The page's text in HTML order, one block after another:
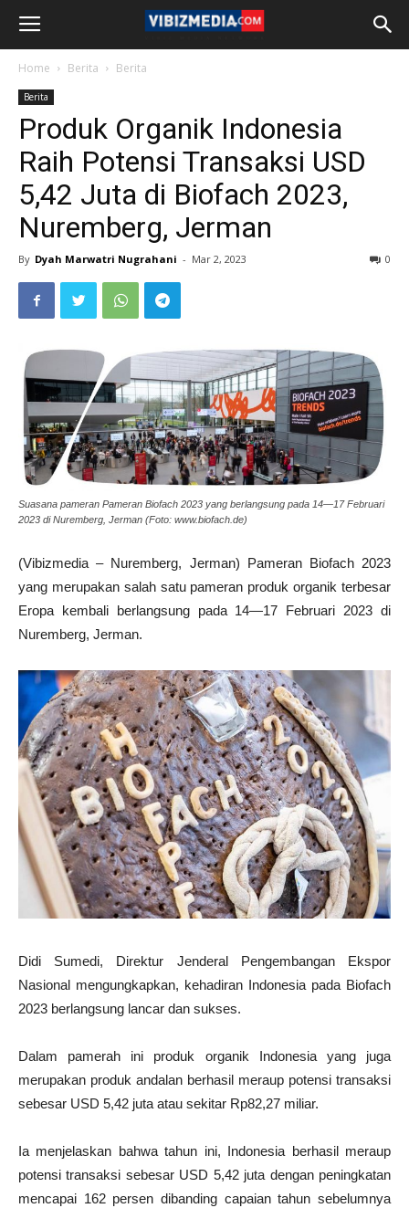
Home Berita Berita
Berita
Produk Organik Indonesia
Raih Potensi Transaksi USD
5,42 Juta di Biofach 2023,
Nuremberg, Jerman
By Dyah Marwatri Nugrahani - Mar 2, 2023 0
Suasana pameran Pameran Biofach 2023 yang berlangsung pada 14—17 Februari
2023 di Nuremberg, Jerman (Foto: www.biofach.de)
(Vibizmedia – Nuremberg, Jerman) Pameran Biofach 2023
yang merupakan salah satu pameran produk organik terbesar
Eropa kembali berlangsung pada 14—17 Februari 2023 di
Nuremberg, Jerman.
Didi Sumedi, Direktur Jenderal Pengembangan Ekspor
Nasional mengungkapkan, kehadiran Indonesia pada Biofach
2023 berlangsung lancar dan sukses.
Dalam pamerah ini produk organik Indonesia yang juga
merupakan produk andalan berhasil meraup potensi transaksi
sebesar USD 5,42 juta atau sekitar Rp82,27 miliar.
Ia menjelaskan bahwa tahun ini, Indonesia berhasil meraup
potensi transaksi sebesar USD 5,42 juta dengan peningkatan
mencapai 162 persen dibanding capaian tahun sebelumnya